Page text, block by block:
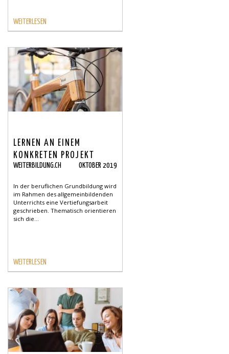
WEITERLESEN
LERNEN AN EINEM
KONKRETEN PROJEKT
WEITERBILDUNG.CH OKTOBER 2019
In der beruflichen Grundbildung wird
im Rahmen des allgemeinbildenden
Unterrichts eine Vertiefungsarbeit
geschrieben. Thematisch orientieren
sich die...
WEITERLESEN